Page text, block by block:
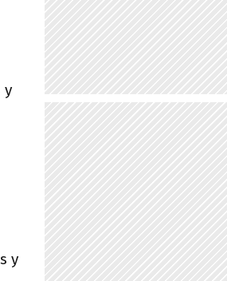
y
y